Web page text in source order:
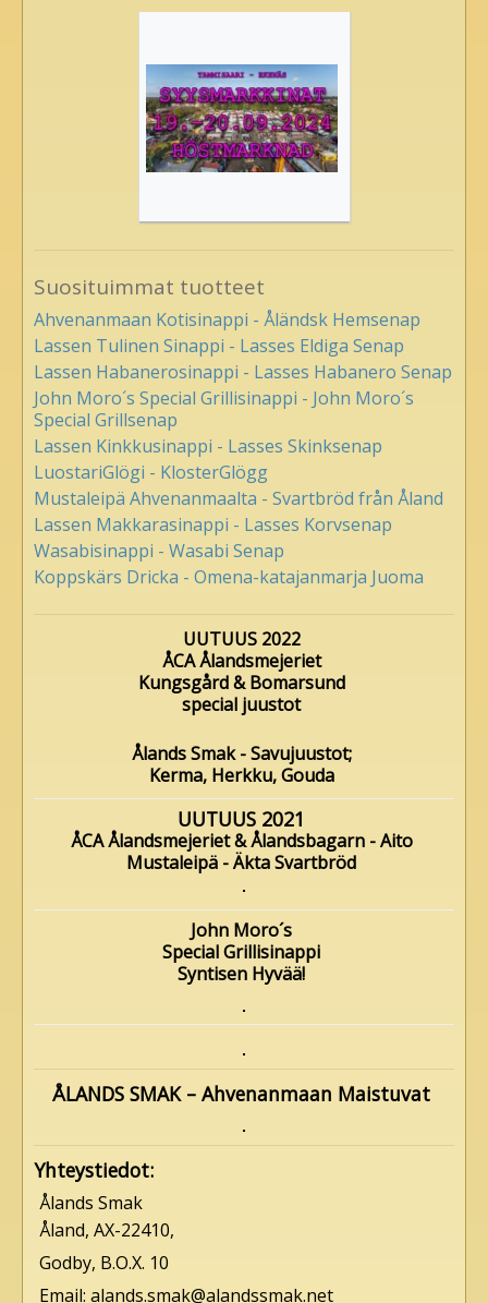
Suosituimmat tuotteet
Ahvenanmaan Kotisinappi - Åländsk Hemsenap
Lassen Tulinen Sinappi - Lasses Eldiga Senap
Lassen Habanerosinappi - Lasses Habanero Senap
John Moro´s Special Grillisinappi - John Moro´s
Special Grillsenap
Lassen Kinkkusinappi - Lasses Skinksenap
LuostariGlögi - KlosterGlögg
Mustaleipä Ahvenanmaalta - Svartbröd från Åland
Lassen Makkarasinappi - Lasses Korvsenap
Wasabisinappi - Wasabi Senap
Koppskärs Dricka - Omena-katajanmarja Juoma
UUTUUS 2022
ÅCA Ålandsmejeriet
Kungsgård & Bomarsund
special juustot
Ålands Smak - Savujuustot;
Kerma, Herkku, Gouda
UUTUUS 2021
ÅCA Ålandsmejeriet & Ålandsbagarn - Aito
Mustaleipä - Äkta Svartbröd
John Moro´s
Special Grillisinappi
Syntisen Hyvää!
ÅLANDS SMAK – Ahvenanmaan Maistuvat
Yhteystiedot:
Ålands Smak
Åland, AX-22410,
Godby, B.O.X. 10
Email: alands.smak@alandssmak.net